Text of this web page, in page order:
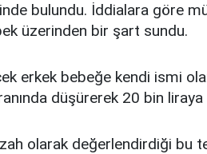
bulundu. İddialara göre
üzerinden bir şart sundu.
erkek bebeğe kendi ismi
düşürerek 20 bin
olarak değerlendirdiği bu